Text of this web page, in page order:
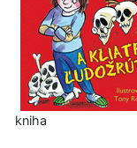
kniha